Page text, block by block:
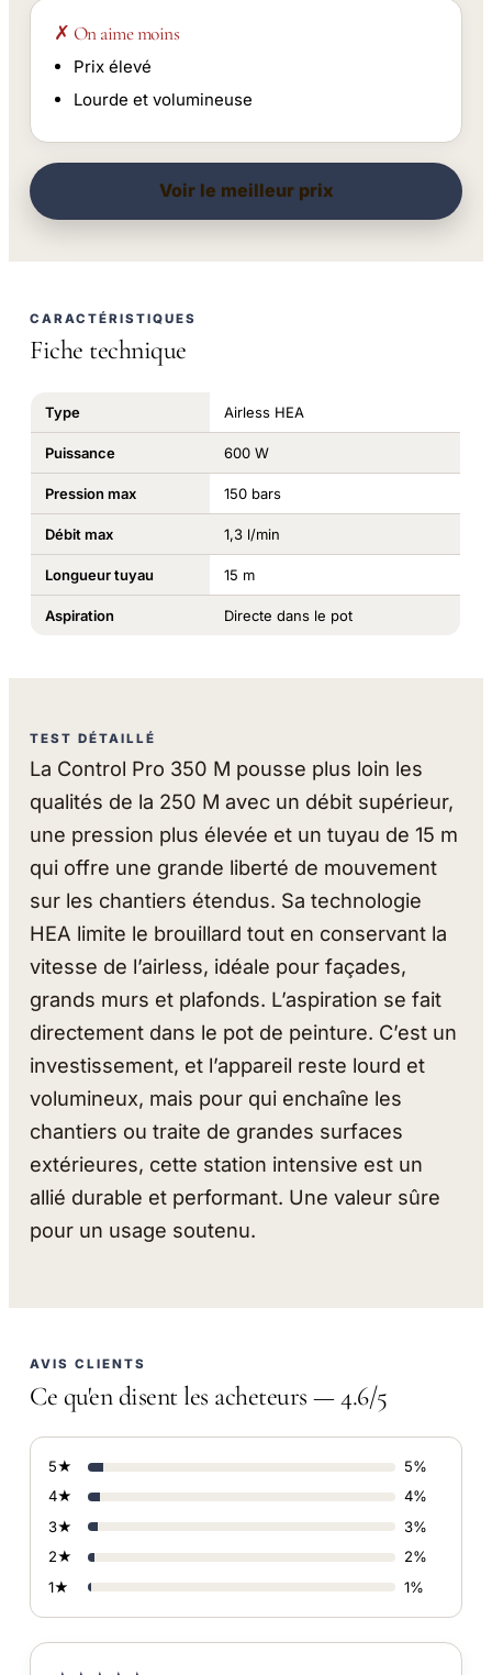
✗ On aime moins
Prix élevé
Lourde et volumineuse
Voir le meilleur prix
CARACTÉRISTIQUES
Fiche technique
Type Airless HEA
Puissance 600 W
Pression max 150 bars
Débit max 1,3 l/min
Longueur tuyau 15 m
Aspiration Directe dans le pot
TEST DÉTAILLÉ
La Control Pro 350 M pousse plus loin les
qualités de la 250 M avec un débit supérieur,
une pression plus élevée et un tuyau de 15 m
qui offre une grande liberté de mouvement
sur les chantiers étendus. Sa technologie
HEA limite le brouillard tout en conservant la
vitesse de l’airless, idéale pour façades,
grands murs et plafonds. L’aspiration se fait
directement dans le pot de peinture. C’est un
investissement, et l’appareil reste lourd et
volumineux, mais pour qui enchaîne les
chantiers ou traite de grandes surfaces
extérieures, cette station intensive est un
allié durable et performant. Une valeur sûre
pour un usage soutenu.
AVIS CLIENTS
Ce qu'en disent les acheteurs — 4.6/5
5★
5%
4★
4%
3★
3%
2★
2%
1★
1%